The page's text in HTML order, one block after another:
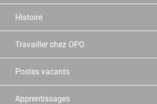
Histoire
Travailler chez OPO
Postes vacants
Apprentissages